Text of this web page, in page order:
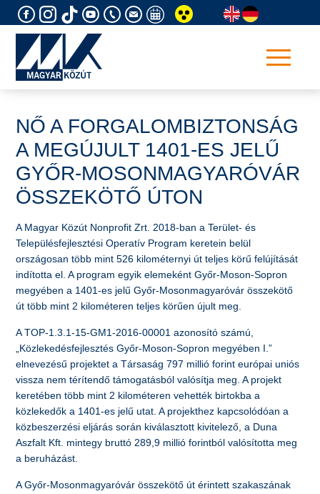
to
NŐ A FORGALOMBIZTONSÁG
A MEGÚJULT 1401-ES JELŰ
GYŐR-MOSONMAGYARÓVÁR
ÖSSZEKÖTŐ ÚTON
A Magyar Közút Nonprofit Zrt. 2018-ban a Terület- és
Településfejlesztési Operatív Program keretein belül
országosan több mint 526 kilométernyi út teljes körű felújítását
indította el. A program egyik elemeként Győr-Moson-Sopron
megyében a 1401-es jelű Győr-Mosonmagyaróvár összekötő
út több mint 2 kilométeren teljes körűen újult meg.
A TOP-1.3.1-15-GM1-2016-00001 azonosító számú,
„Közlekedésfejlesztés Győr-Moson-Sopron megyében I.”
elnevezésű projektet a Társaság 797 millió forint európai uniós
vissza nem térítendő támogatásból valósítja meg. A projekt
keretében több mint 2 kilométeren vehették birtokba a
közlekedők a 1401-es jelű utat. A projekthez kapcsolódóan a
közbeszerzési eljárás során kiválasztott kivitelező, a Duna
Aszfalt Kft. mintegy bruttó 289,9 millió forintból valósította meg
a beruházást.
A Győr-Mosonmagyaróvár összekötő út érintett szakaszának